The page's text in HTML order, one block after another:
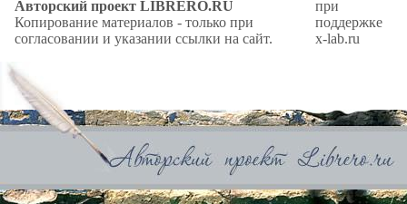
Авторский проект LIBRERO.RU
Копирование материалов - только при
согласовании и указании ссылки на сайт.
при
поддержке
x-lab.ru